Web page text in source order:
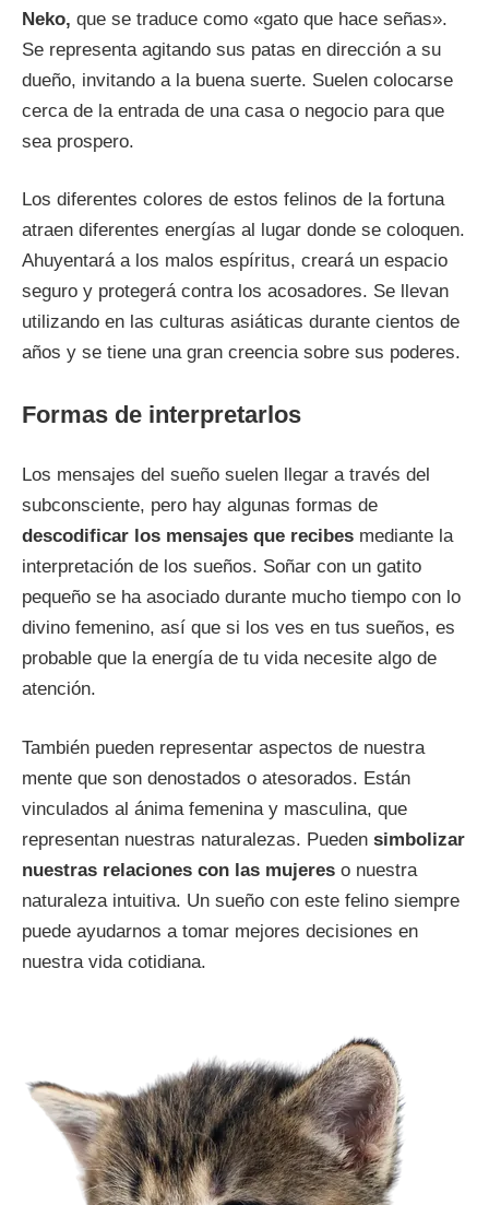
Neko, que se traduce como «gato que hace señas».
Se representa agitando sus patas en dirección a su
dueño, invitando a la buena suerte. Suelen colocarse
cerca de la entrada de una casa o negocio para que
sea prospero.
Los diferentes colores de estos felinos de la fortuna
atraen diferentes energías al lugar donde se coloquen.
Ahuyentará a los malos espíritus, creará un espacio
seguro y protegerá contra los acosadores. Se llevan
utilizando en las culturas asiáticas durante cientos de
años y se tiene una gran creencia sobre sus poderes.
Formas de interpretarlos
Los mensajes del sueño suelen llegar a través del
subconsciente, pero hay algunas formas de
descodificar los mensajes que recibes mediante la
interpretación de los sueños. Soñar con un gatito
pequeño se ha asociado durante mucho tiempo con lo
divino femenino, así que si los ves en tus sueños, es
probable que la energía de tu vida necesite algo de
atención.
También pueden representar aspectos de nuestra
mente que son denostados o atesorados. Están
vinculados al ánima femenina y masculina, que
representan nuestras naturalezas. Pueden simbolizar
nuestras relaciones con las mujeres o nuestra
naturaleza intuitiva. Un sueño con este felino siempre
puede ayudarnos a tomar mejores decisiones en
nuestra vida cotidiana.